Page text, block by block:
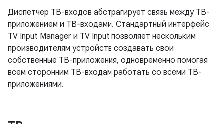
Диспетчер ТВ-входов абстрагирует связь между ТВ-
приложением и ТВ-входами. Стандартный интерфейс
TV Input Manager и TV Input позволяет нескольким
производителям устройств создавать свои
собственные ТВ-приложения, одновременно помогая
всем сторонним ТВ-входам работать со всеми ТВ-
приложениями.